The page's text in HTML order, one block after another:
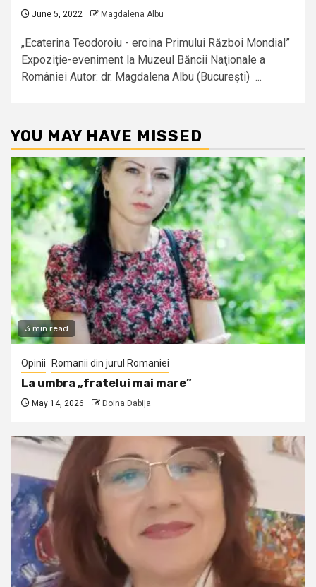
June 5, 2022 Magdalena Albu
„Ecaterina Teodoroiu - eroina Primului Război Mondial”
Expoziție-eveniment la Muzeul Băncii Naţionale a
României Autor: dr. Magdalena Albu (Bucureşti) ...
YOU MAY HAVE MISSED
3 min read
Opinii Romanii din jurul Romaniei
La umbra „fratelui mai mare”
May 14, 2026 Doina Dabija